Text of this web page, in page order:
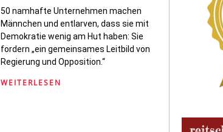
50 namhafte Unternehmen machen
Männchen und entlarven, dass sie mit
Demokratie wenig am Hut haben: Sie
fordern „ein gemeinsames Leitbild von
Regierung und Opposition.“
WEITERLESEN